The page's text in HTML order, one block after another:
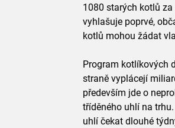
1080 starých kotlů
vyhlašuje poprvé,
kotlů mohou žádat
Program kotlíkových
straně vyplácejí
především jde o
tříděného uhlí na
uhlí čekat dlouhé